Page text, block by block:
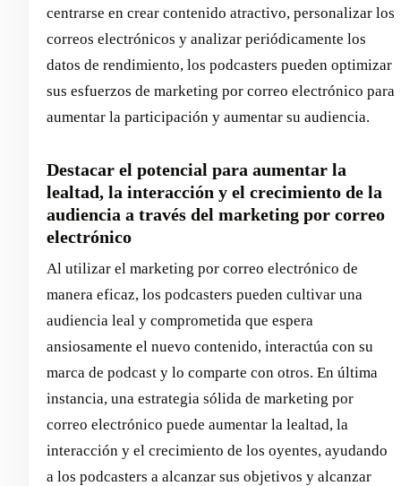
centrarse en crear contenido atractivo, personalizar los
correos electrónicos y analizar periódicamente los
datos de rendimiento, los podcasters pueden optimizar
sus esfuerzos de marketing por correo electrónico para
aumentar la participación y aumentar su audiencia.
Destacar el potencial para aumentar la
lealtad, la interacción y el crecimiento de la
audiencia a través del marketing por correo
electrónico
Al utilizar el marketing por correo electrónico de
manera eficaz, los podcasters pueden cultivar una
audiencia leal y comprometida que espera
ansiosamente el nuevo contenido, interactúa con su
marca de podcast y lo comparte con otros. En última
instancia, una estrategia sólida de marketing por
correo electrónico puede aumentar la lealtad, la
interacción y el crecimiento de los oyentes, ayudando
a los podcasters a alcanzar sus objetivos y alcanzar